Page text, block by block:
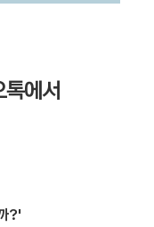
에서
?'